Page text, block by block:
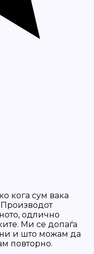
кога сум вака
одлично
Ми се допаѓа
и што можам да
повторно.